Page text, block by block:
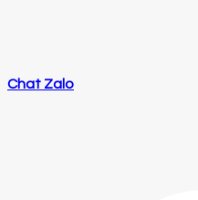
Chat Zalo